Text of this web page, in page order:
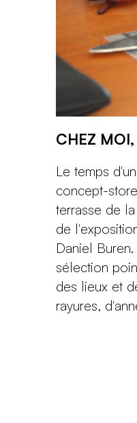
CHEZ
Le temps
concept-
terrasse de
de
Daniel
sélection
des lieux et
rayures,